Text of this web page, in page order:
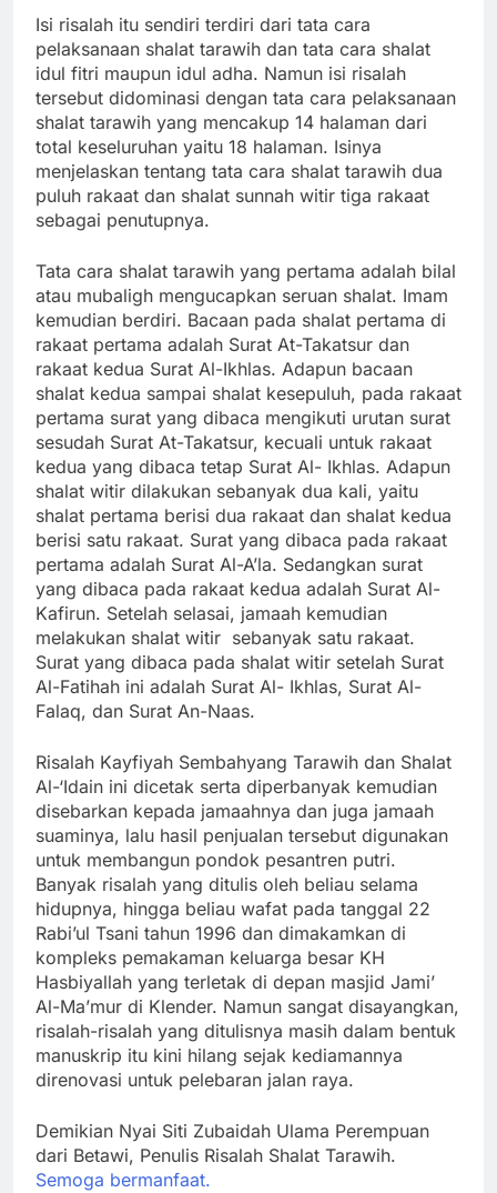
Isi risalah itu sendiri terdiri dari tata cara
pelaksanaan shalat tarawih dan tata cara shalat
idul fitri maupun idul adha. Namun isi risalah
tersebut didominasi dengan tata cara pelaksanaan
shalat tarawih yang mencakup 14 halaman dari
total keseluruhan yaitu 18 halaman. Isinya
menjelaskan tentang tata cara shalat tarawih dua
puluh rakaat dan shalat sunnah witir tiga rakaat
sebagai penutupnya.
Tata cara shalat tarawih yang pertama adalah bilal
atau mubaligh mengucapkan seruan shalat. Imam
kemudian berdiri. Bacaan pada shalat pertama di
rakaat pertama adalah Surat At-Takatsur dan
rakaat kedua Surat Al-Ikhlas. Adapun bacaan
shalat kedua sampai shalat kesepuluh, pada rakaat
pertama surat yang dibaca mengikuti urutan surat
sesudah Surat At-Takatsur, kecuali untuk rakaat
kedua yang dibaca tetap Surat Al- Ikhlas. Adapun
shalat witir dilakukan sebanyak dua kali, yaitu
shalat pertama berisi dua rakaat dan shalat kedua
berisi satu rakaat. Surat yang dibaca pada rakaat
pertama adalah Surat Al-A’la. Sedangkan surat
yang dibaca pada rakaat kedua adalah Surat Al-
Kafirun. Setelah selasai, jamaah kemudian
melakukan shalat witir sebanyak satu rakaat.
Surat yang dibaca pada shalat witir setelah Surat
Al-Fatihah ini adalah Surat Al- Ikhlas, Surat Al-
Falaq, dan Surat An-Naas.
Risalah Kayfiyah Sembahyang Tarawih dan Shalat
Al-‘Idain ini dicetak serta diperbanyak kemudian
disebarkan kepada jamaahnya dan juga jamaah
suaminya, lalu hasil penjualan tersebut digunakan
untuk membangun pondok pesantren putri.
Banyak risalah yang ditulis oleh beliau selama
hidupnya, hingga beliau wafat pada tanggal 22
Rabi’ul Tsani tahun 1996 dan dimakamkan di
kompleks pemakaman keluarga besar KH
Hasbiyallah yang terletak di depan masjid Jami’
Al-Ma’mur di Klender. Namun sangat disayangkan,
risalah-risalah yang ditulisnya masih dalam bentuk
manuskrip itu kini hilang sejak kediamannya
direnovasi untuk pelebaran jalan raya.
Demikian Nyai Siti Zubaidah Ulama Perempuan
dari Betawi, Penulis Risalah Shalat Tarawih.
Semoga bermanfaat.